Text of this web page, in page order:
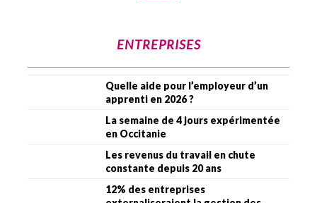
ENTREPRISES
Quelle aide pour l’employeur d’un
apprenti en 2026 ?
La semaine de 4 jours expérimentée
en Occitanie
Les revenus du travail en chute
constante depuis 20 ans
12% des entreprises